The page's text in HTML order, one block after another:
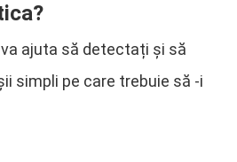
ajuta să detectați și să
simpli pe care trebuie să -i